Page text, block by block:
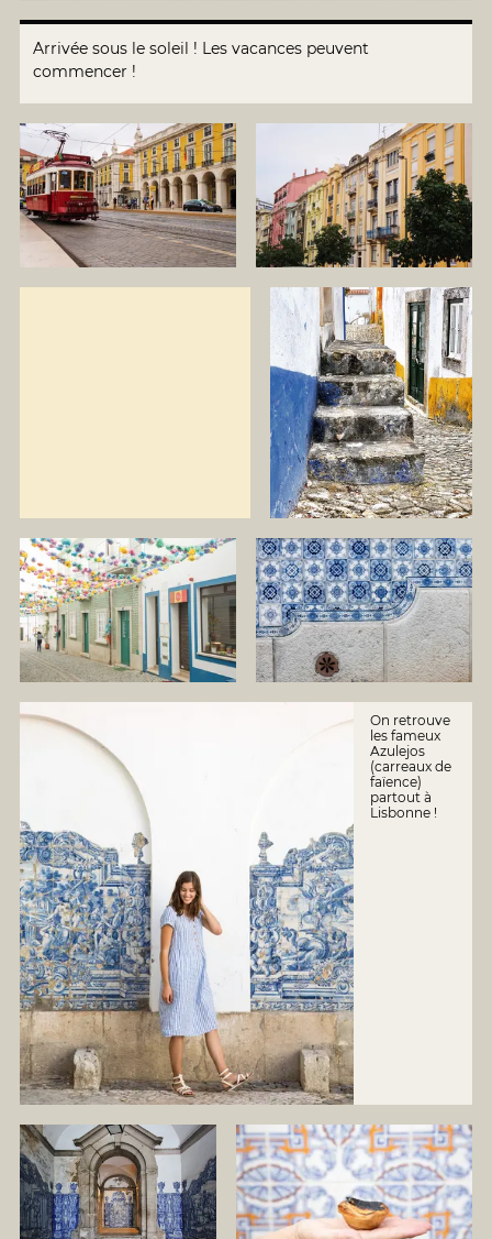
Arrivée sous le soleil ! Les vacances peuvent
commencer !
On retrouve
les fameux
Azulejos
(carreaux de
faïence)
partout à
Lisbonne !